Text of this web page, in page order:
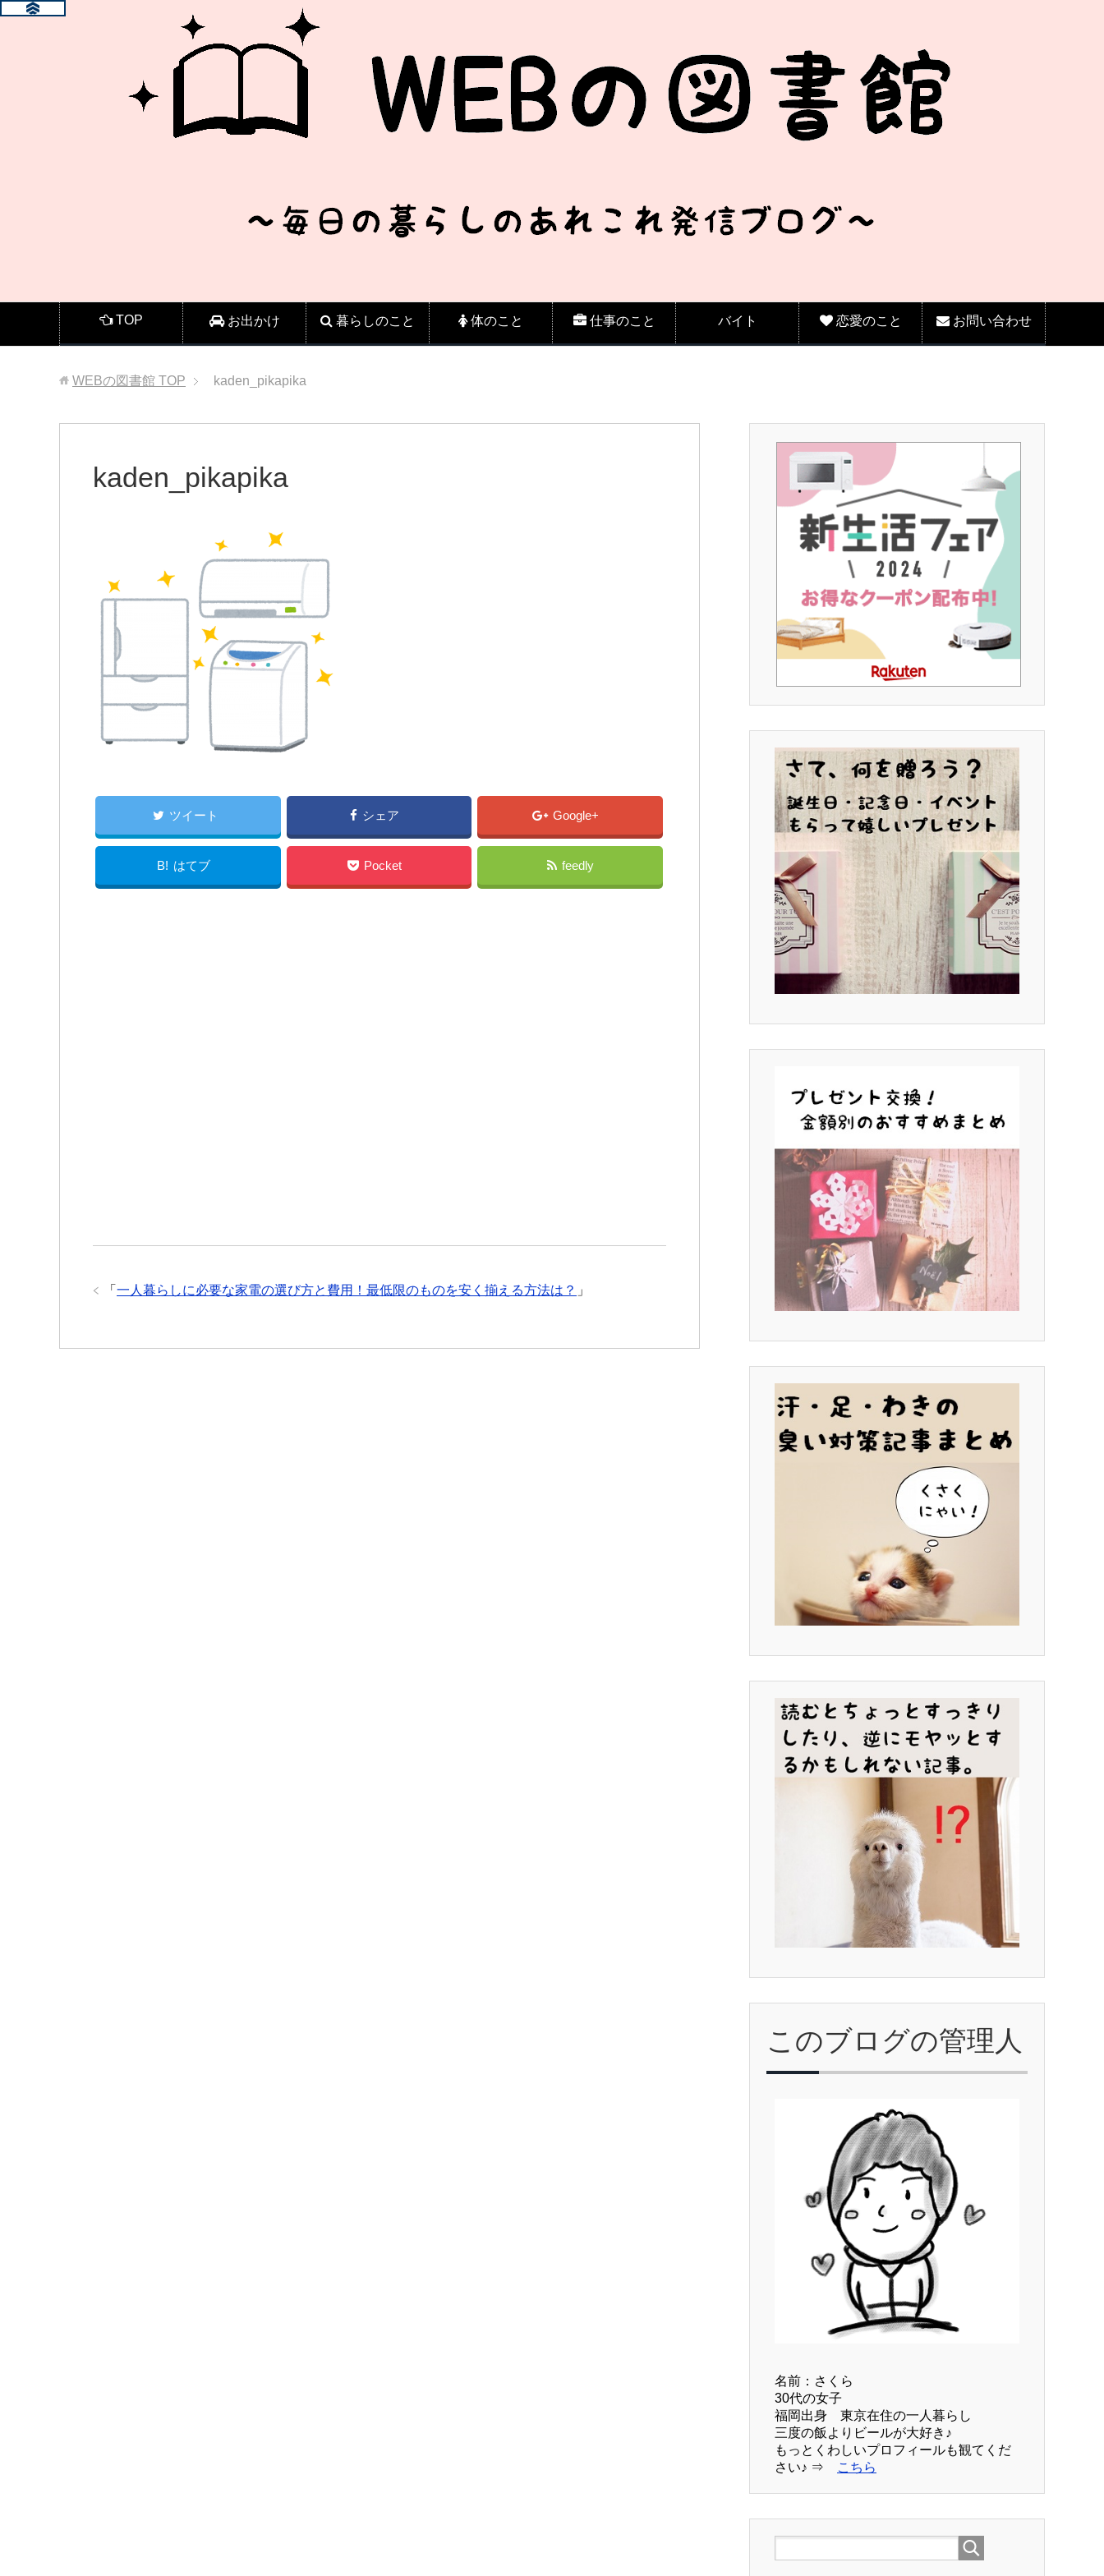
TOP お出かけ 暮らしのこと 体のこと 仕事のこと バイト 恋愛のこと お問い合わせ
WEBの図書館 TOP kaden_pikapika
kaden_pikapika
ツイート シェア Google+
B! はてブ Pocket feedly
「 一人暮らしに必要な家電の選び方と費用！最低限のものを安く揃える方法は？ 」
このブログの管理人
名前：さくら
30代の女子
福岡出身 東京在住の一人暮らし
三度の飯よりビールが大好き♪
もっとくわしいプロフィールも観てくだ
さい♪ ⇒
こちら